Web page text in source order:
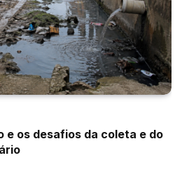
e os desafios da coleta e do